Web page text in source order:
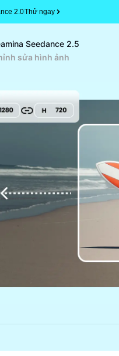
2.0Thử ngay
Seedance 2.5
sửa hình ảnh